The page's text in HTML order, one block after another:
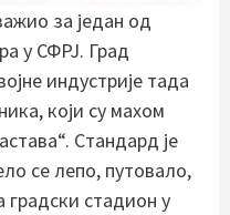
за један од
у СФРЈ. Град
индустрије тада
који су махом
Стандард је
се лепо, путовало,
стадион у